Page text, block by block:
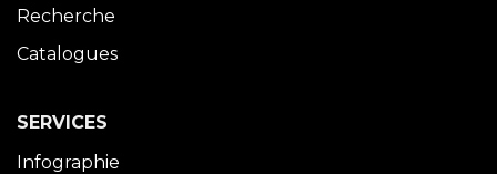
Recherche
Catalogues
SERVICES
Infographie